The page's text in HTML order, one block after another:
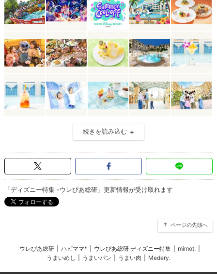
続きを読み込む
「ディズニー特集 -ウレぴあ総研」更新情報が受け取れます
ページの先頭へ
ウレぴあ総研 ハピママ* ウレぴあ総研 ディズニー特集 mimot.
うまいめし
うまいパン うまい肉 Medery.